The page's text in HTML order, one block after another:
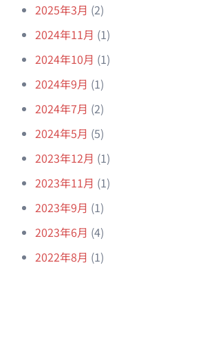
2025年3月 (2)
2024年11月 (1)
2024年10月 (1)
2024年9月 (1)
2024年7月 (2)
2024年5月 (5)
2023年12月 (1)
2023年11月 (1)
2023年9月 (1)
2023年6月 (4)
2022年8月 (1)